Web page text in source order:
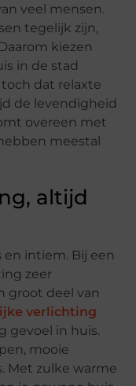
veel mensen.
tegelijk zijn,
kiezen
in de stad
dat relaxte
de levendigheid
overeen met
meestal
altijd
intiem. Bij een
zeer
groot deel van
verlichting
gevoel in huis.
mooie
Met zulke warme